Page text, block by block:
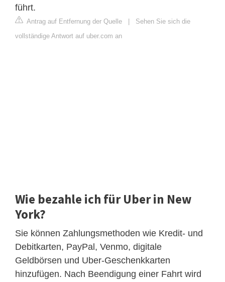
führt.
Antrag auf Entfernung der Quelle
Sehen Sie sich die
vollständige Antwort auf uber.com an
Wie bezahle ich für Uber in New
York?
Sie können Zahlungsmethoden wie Kredit- und
Debitkarten, PayPal, Venmo, digitale
Geldbörsen und Uber-Geschenkkarten
hinzufügen. Nach Beendigung einer Fahrt wird